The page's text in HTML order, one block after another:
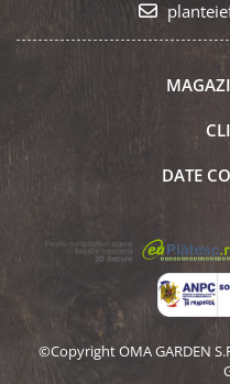
DATE
©Copyright OMA GARDEN